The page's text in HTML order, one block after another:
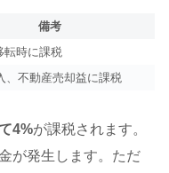
備考
転時に課税
、不動産売却益に課税
4%が課税されます。
が発生します。ただ